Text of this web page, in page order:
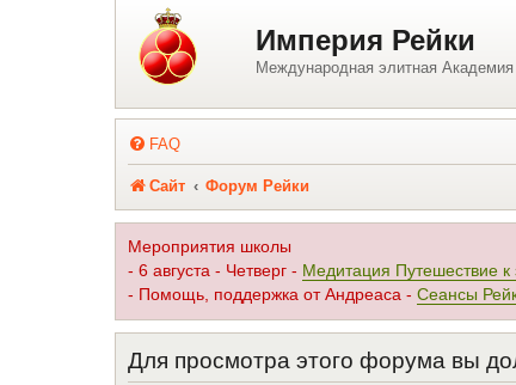
Регистрация Империя Рейки
Международная элитная
FAQ
Сайт Форум Рейки
Мероприятия школы
- 6 августа - Четверг - Медитация Путешествие
- Помощь, поддержка от Андреаса - Сеансы
Для просмотра этого форума вы